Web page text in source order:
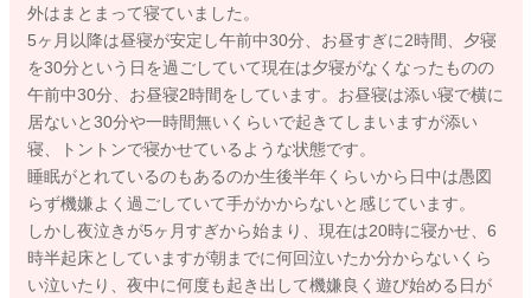
外はまとまって寝ていました。
5ヶ月以降は昼寝が安定し午前中30分、お昼すぎに2時間、夕寝
を30分という日を過ごしていて現在は夕寝がなくなったものの
午前中30分、お昼寝2時間をしています。お昼寝は添い寝で横に
居ないと30分や一時間無いくらいで起きてしまいますが添い
寝、トントンで寝かせているような状態です。
睡眠がとれているのもあるのか生後半年くらいから日中は愚図
らず機嫌よく過ごしていて手がかからないと感じています。
しかし夜泣きが5ヶ月すぎから始まり、現在は20時に寝かせ、6
時半起床としていますが朝までに何回泣いたか分からないくら
い泣いたり、夜中に何度も起き出して機嫌良く遊び始める日が